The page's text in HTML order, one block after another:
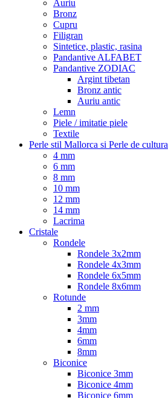
Auriu
Bronz
Cupru
Filigran
Sintetice, plastic, rasina
Pandantive ALFABET
Pandantive ZODIAC
Argint tibetan
Bronz antic
Auriu antic
Lemn
Piele / imitatie piele
Textile
Perle stil Mallorca si Perle de cultura
4 mm
6 mm
8 mm
10 mm
12 mm
14 mm
Lacrima
Cristale
Rondele
Rondele 3x2mm
Rondele 4x3mm
Rondele 6x5mm
Rondele 8x6mm
Rotunde
2 mm
3mm
4mm
6mm
8mm
Biconice
Biconice 3mm
Biconice 4mm
Biconice 6mm